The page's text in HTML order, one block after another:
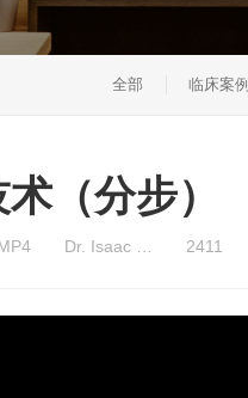
全部 临床案例
（分步）
Dr. Isaac … 2411